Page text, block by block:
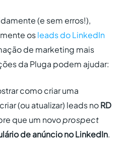
(e sem erros!),
osleads do LinkedIn
de marketing mais
da Pluga podem ajudar:
como criar uma
(ou atualizar) leads noRD
que um novoprospect
de anúncio no LinkedIn.